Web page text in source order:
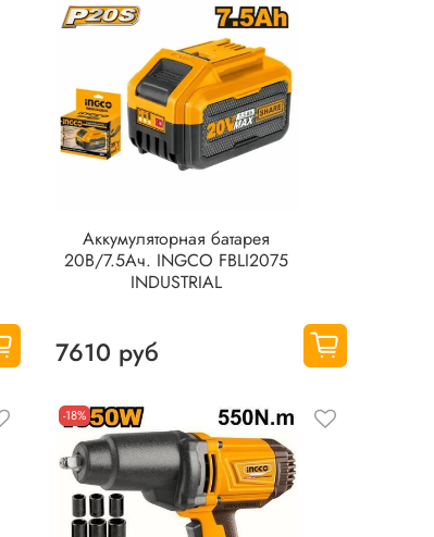
Аккумуляторная батарея
20В/7.5Ач. INGCO FBLI2075
INDUSTRIAL
7610 руб
-18%